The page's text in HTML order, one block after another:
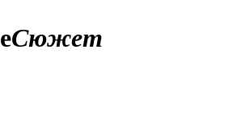
Сюжет